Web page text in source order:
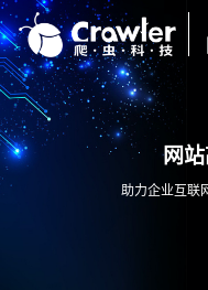
网
助力企业互联